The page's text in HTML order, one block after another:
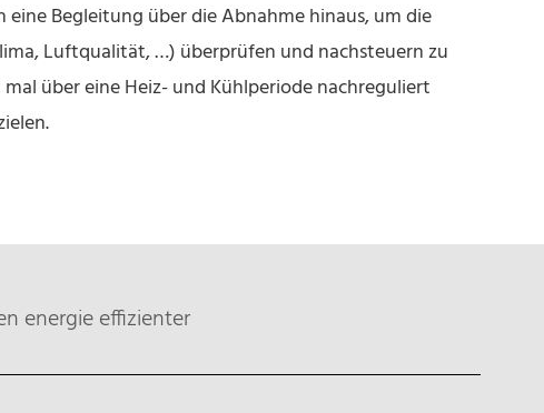
Begleitung über die Abnahme hinaus, um die
Luftqualität, …) überprüfen und nachsteuern zu
über eine Heiz- und Kühlperiode nachreguliert
energie effizienter